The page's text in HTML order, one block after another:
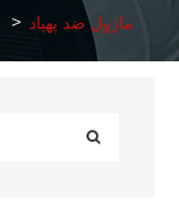
ماژول ضد پهپاد